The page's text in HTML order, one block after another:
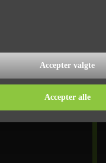
Accepter valgte
Accepter alle